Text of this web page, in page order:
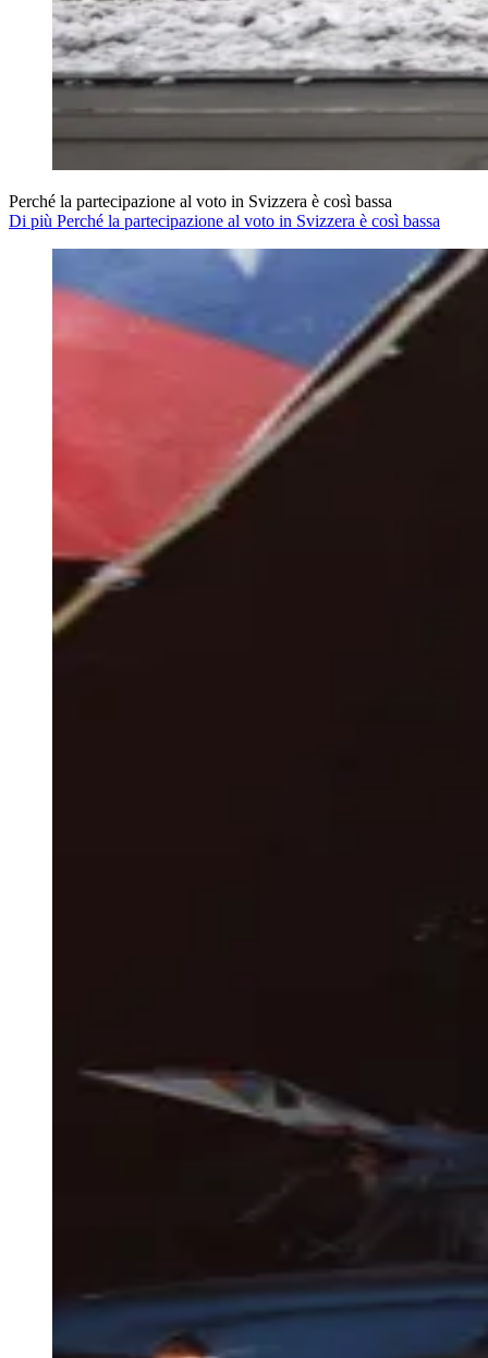
Perché la partecipazione al voto in Svizzera è così bassa
Di più Perché la partecipazione al voto in Svizzera è così bassa